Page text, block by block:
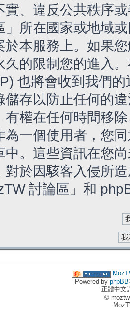
實、違反公共秩序
」所在國家或地域
於本服務上。如果
久的限制您的進入
也將會收到我們
儲存以防止任何的
有權在任何時間移
為一個使用者，您
中。這些資訊在您
對於因駭客入侵所
討論區」和
Powered by phpBB
正體中文
©